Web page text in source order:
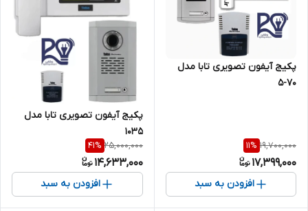
پکیج آیفون تصویری تابا مدل
۷۰-۵
19,700,000
11%
17,399,000
افزودن به سبد
پکیج آیفون تصویری تابا مدل
۱۰۳۵
25,000,000
41%
14,633,000
افزودن به سبد